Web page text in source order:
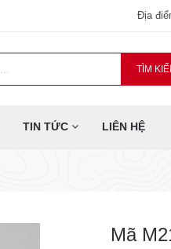
Địa
TÌM
TIN TỨC LIÊN HỆ
Mã